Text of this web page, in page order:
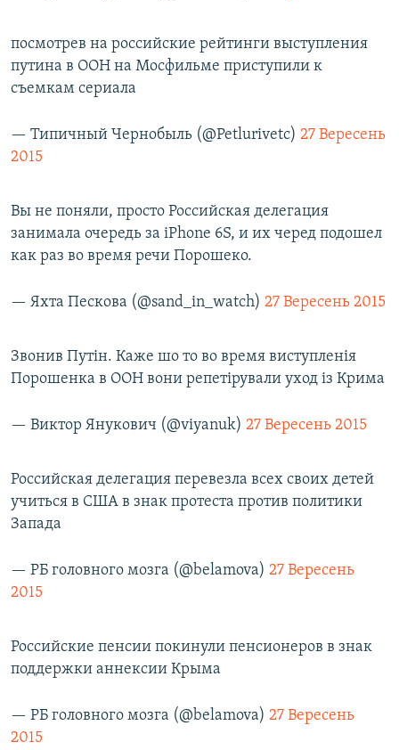
посмотрев на российские рейтинги выступления
путина в ООН на Мосфильме приступили к
съемкам сериала
— Типичный Чернобыль (@Petlurivetc) 27 Вересень
2015
Вы не поняли, просто Российская делегация
занимала очередь за iPhone 6S, и их черед подошел
как раз во время речи Порошеко.
— Яхта Пескова (@sand_in_watch) 27 Вересень 2015
Звонив Путін. Каже шо то во время виступленія
Порошенка в ООН вони репетірували уход із Крима
— Виктор Янукович (@viyanuk) 27 Вересень 2015
Российская делегация перевезла всех своих детей
учиться в США в знак протеста против политики
Запада
— РБ головного мозга (@belamova) 27 Вересень
2015
Российские пенсии покинули пенсионеров в знак
поддержки аннексии Крыма
— РБ головного мозга (@belamova) 27 Вересень
2015